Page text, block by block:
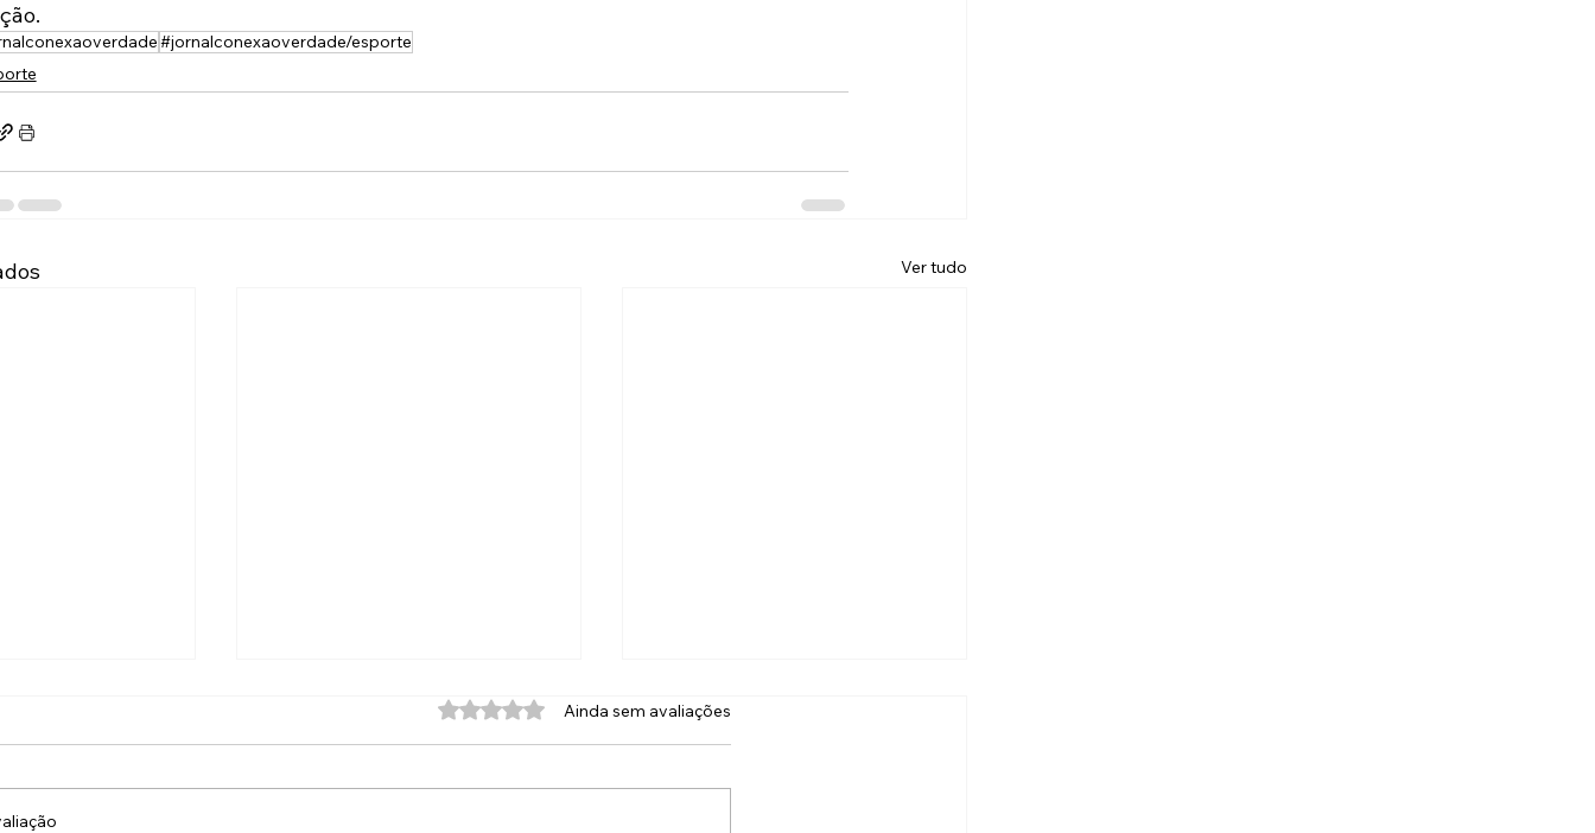
#jornalconexaoverdade/esporte
Ver tudo
Avaliado com 0 de 5 estrelas.
Ainda sem avaliações